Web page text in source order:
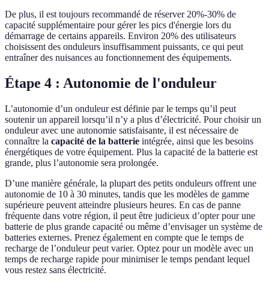
De plus, il est toujours recommandé de réserver 20%-30% de
capacité supplémentaire pour gérer les pics d'énergie lors du
démarrage de certains appareils. Environ 20% des utilisateurs
choisissent des onduleurs insuffisamment puissants, ce qui peut
entraîner des nuisances au fonctionnement des équipements.
Étape 4 : Autonomie de l'onduleur
L’autonomie d’un onduleur est définie par le temps qu’il peut
soutenir un appareil lorsqu’il n’y a plus d’électricité. Pour choisir un
onduleur avec une autonomie satisfaisante, il est nécessaire de
connaître la capacité de la batterie intégrée, ainsi que les besoins
énergétiques de votre équipement. Plus la capacité de la batterie est
grande, plus l’autonomie sera prolongée.
D’une manière générale, la plupart des petits onduleurs offrent une
autonomie de 10 à 30 minutes, tandis que les modèles de gamme
supérieure peuvent atteindre plusieurs heures. En cas de panne
fréquente dans votre région, il peut être judicieux d’opter pour une
batterie de plus grande capacité ou même d’envisager un système de
batteries externes. Prenez également en compte que le temps de
recharge de l’onduleur peut varier. Optez pour un modèle avec un
temps de recharge rapide pour minimiser le temps pendant lequel
vous restez sans électricité.